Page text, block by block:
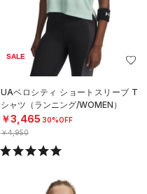
SALE
UAベロシティ ショートスリーブ T
シャツ（ランニング/WOMEN）
￥3,465 30%OFF
￥4,950